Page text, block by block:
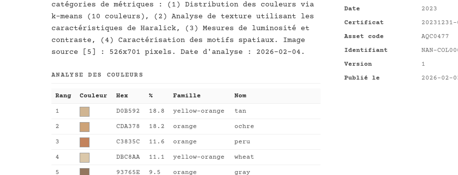
catégories de métriques : (1) Distribution des couleurs via
k-means (10 couleurs), (2) Analyse de texture utilisant les
caractéristiques de Haralick, (3) Mesures de luminosité et
contraste, (4) Caractérisation des motifs spatiaux. Image
source [5] : 526x701 pixels. Date d'analyse : 2026-02-04.
ANALYSE DES COULEURS
Rang Couleur Hex % Famille Nom
1 D0B592 18.8 yellow-orange tan
2 CDA378 18.2 orange ochre
3 C3835C 11.6 orange peru
4 DBC8AA 11.1 yellow-orange wheat
5 93765E 9.5 orange gray
Date
2023
Certificat
20231231-
Asset code
AQC0477
Identifiant
NAN-
Version
1
Publié le
2026-02-